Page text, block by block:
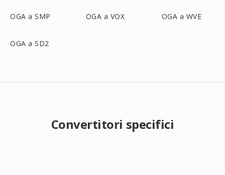
OGA a SMP OGA a VOX OGA a WVE
OGA a SD2
Convertitori specifici